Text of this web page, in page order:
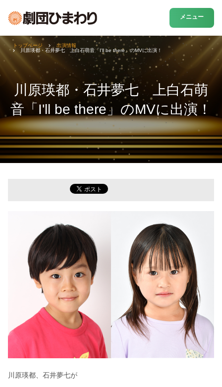
メニュー
川原瑛都・石井夢七 上白石萌
音「I'll be there」のMVに出演！
トップページ
出演情報
川原瑛都・石井夢七 上白石萌音「I'll be there」のMVに出演！
川原瑛都、石井夢七が